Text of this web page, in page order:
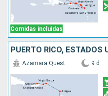
Comidas incluidas
Azamara Quest 9 d